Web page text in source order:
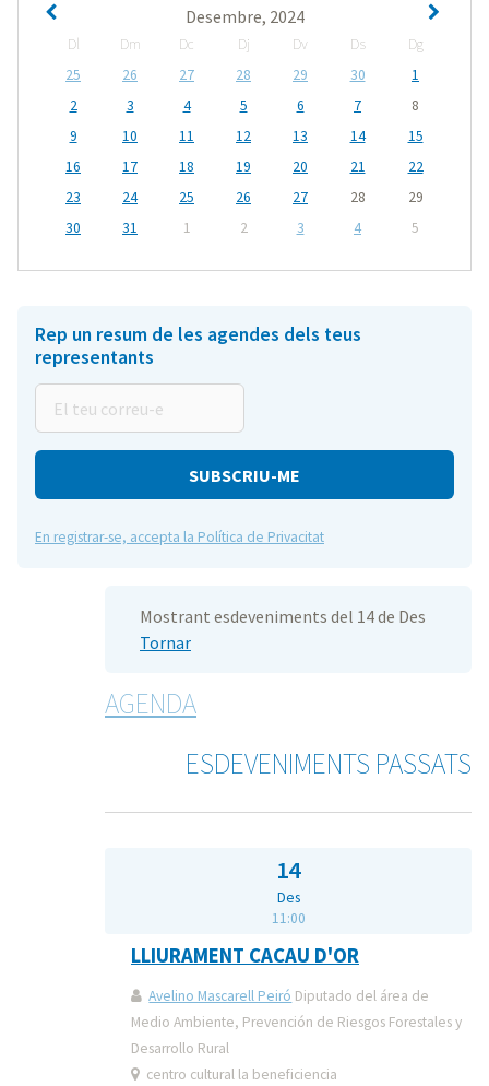
Desembre, 2024
Dl Dm Dc Dj Dv Ds
Dg
25
26 27 28 29 30
1
2
3 4 5 6 7
8
9
10 11 12 13 14
15
16
17 18 19 20 21
22
23
24 25 26 27 28
29
30
31 1 2 3 4 5
Rep un resum de les agendes dels teus
representants
teu
correu-
En registrar-se, accepta la Política de Privacitat
Mostrant esdeveniments del 14 de Des
Tornar
AGENDA
ESDEVENIMENTS PASSATS
14
Des
11:00
LLIURAMENT CACAU D'OR
Avelino Mascarell Peiró Diputado del área de
Medio Ambiente, Prevención de Riesgos Forestales y
Desarrollo Rural
centro cultural la beneficiencia